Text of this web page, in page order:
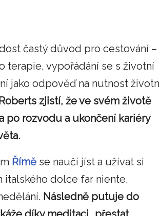
častý důvod pro cestování –
terapie, vypořádání se s životní
jako odpověď na nutnost
zjistí, že ve svém životě
po rozvodu a ukončení kariéry
Římě se naučí jíst a užívat si
italského dolce far niente,
Následně putuje do